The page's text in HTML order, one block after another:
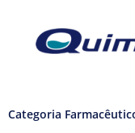
Categoria